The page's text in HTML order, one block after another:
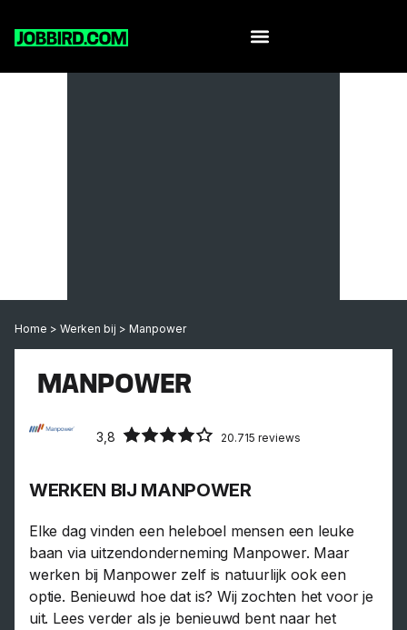
Home > Werken bij > Manpower
3,8 20.715 reviews
MANPOWER
WERKEN BIJ MANPOWER
Elke dag vinden een heleboel mensen een leuke
baan via uitzendonderneming Manpower. Maar
werken bij Manpower zelf is natuurlijk ook een
optie. Benieuwd hoe dat is? Wij zochten het voor je
uit. Lees verder als je benieuwd bent naar het